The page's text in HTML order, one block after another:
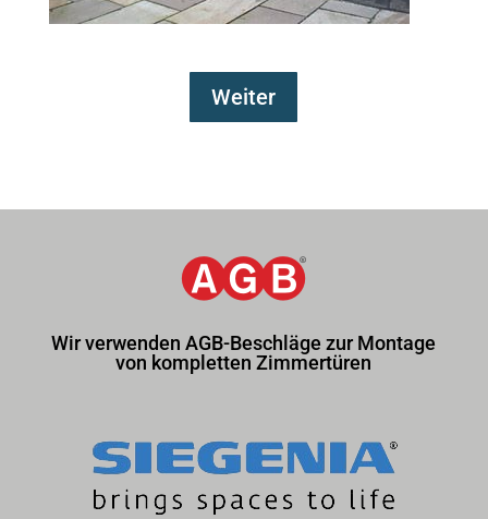
Weiter
Wir verwenden AGB-Beschläge zur Montage
von kompletten Zimmertüren